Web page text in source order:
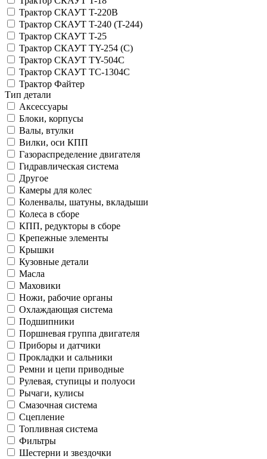
Трактор СКАУТ T-220B
Трактор СКАУТ T-240 (T-244)
Трактор СКАУТ T-25
Трактор СКАУТ TY-254 (C)
Трактор СКАУТ TY-504C
Трактор СКАУТ ТС-1304С
Трактор Файтер
Тип детали
Аксессуары
Блоки, корпусы
Валы, втулки
Вилки, оси КПП
Газораспределение двигателя
Гидравлическая система
Другое
Камеры для колес
Коленвалы, шатуны, вкладыши
Колеса в сборе
КПП, редукторы в сборе
Крепежные элементы
Крышки
Кузовные детали
Масла
Маховики
Ножи, рабочие органы
Охлаждающая система
Подшипники
Поршневая группа двигателя
Приборы и датчики
Прокладки и сальники
Ремни и цепи приводные
Рулевая, ступицы и полуоси
Рычаги, кулисы
Смазочная система
Сцепление
Топливная система
Фильтры
Шестерни и звездочки